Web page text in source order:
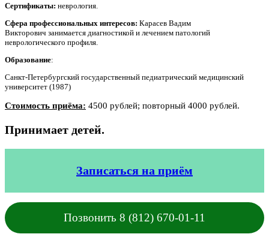
Сертификаты: неврология.
Сфера профессиональных интересов: Карасев Вадим
Викторович занимается диагностикой и лечением патологий
неврологического профиля.
Образование:
Санкт-Петербургский государственный педиатрический медицинский
университет (1987)
Стоимость приёма: 4500 рублей; повторный 4000 рублей.
Принимает детей.
Записаться на приём
Позвонить 8 (812) 670-01-11